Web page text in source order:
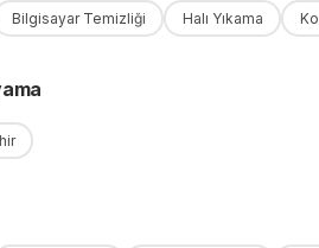
Bilgisayar Temizliği Halı Yıkama